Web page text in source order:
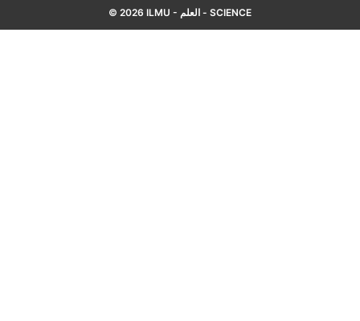
© 2026 ILMU - العلم - SCIENCE